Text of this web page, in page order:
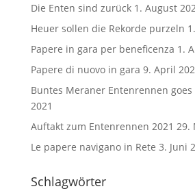
Die Enten sind zurück 1. August
Heuer sollen die Rekorde purzeln
Papere in gara per beneficenza 1.
Papere di nuovo in gara 9. April
Buntes Meraner Entenrennen
2021
Auftakt zum Entenrennen 2021 29.
Le papere navigano in Rete 3. Juni
Schlagwörter